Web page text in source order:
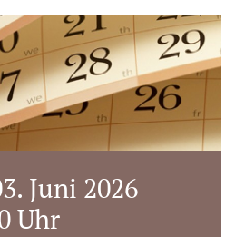
Juni 2026
Uhr